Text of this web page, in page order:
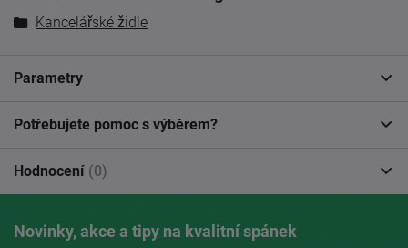
Kancelářské židle
Parametry
Potřebujete pomoc s výběrem?
Hodnocení (0)
Novinky, akce a tipy na kvalitní spánek